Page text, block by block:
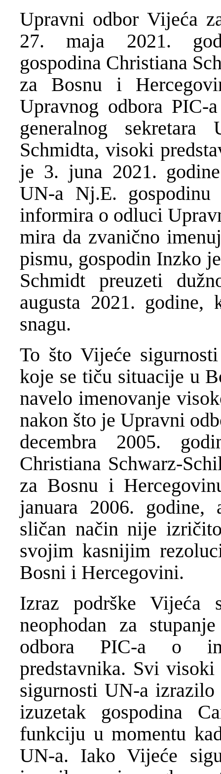
Upravni odbor Vijeća
27. maja 2021.
gospodina Christiana
za Bosnu i
Upravnog odbora
generalnog sekretara
Schmidta, visoki
je 3. juna 2021.
UN-a Nj.E.
informira o odluci
mira da zvanično
pismu, gospodin Inzko
Schmidt preuzeti
augusta 2021. godine,
snagu.
To što Vijeće
koje se tiču situacije u
navelo imenovanje
nakon što je Upravni
decembra 2005.
Christiana Schwarz-
za Bosnu i
januara 2006.
sličan način nije
svojim kasnijim
Bosni i Hercegovini.
Izraz podrške Vijeća
neophodan za
odbora PIC-a o
predstavnika. Svi
sigurnosti UN-a
izuzetak gospodina
funkciju u momentu
UN-a. Iako Vijeće